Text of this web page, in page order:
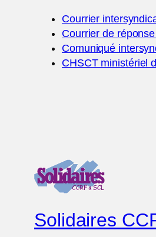
Courrier
Courrier de
Comuniqué
CHSCT ministériel
Solidaires